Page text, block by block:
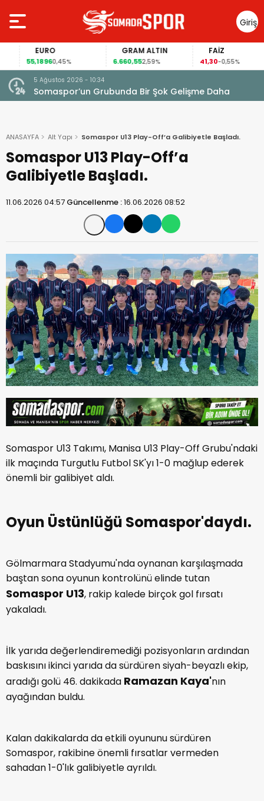
Giriş
Yap
EURO
55,18960,45%
GRAM ALTIN
6.660,552,59%
FAİZ
41,30-0,55%
5 Ağustos 2026 - 10:34
Somaspor’un Grubunda Bir Şok Gelişme Daha
ANASAYFA Alt Yapı Somaspor U13 Play-Off’a Galibiyetle Başladı.
Somaspor U13 Play-Off’a
Galibiyetle Başladı.
11.06.2026 04:57 Güncellenme :16.06.2026 08:52
Somaspor U13 Takımı, Manisa U13 Play-Off Grubu'ndaki
ilk maçında Turgutlu Futbol SK'yı 1-0 mağlup ederek
önemli bir galibiyet aldı.
Oyun Üstünlüğü Somaspor'daydı.
Gölmarmara Stadyumu'nda oynanan karşılaşmada
baştan sona oyunun kontrolünü elinde tutan
Somaspor U13, rakip kalede birçok gol fırsatı
yakaladı.
İlk yarıda değerlendiremediği pozisyonların ardından
baskısını ikinci yarıda da sürdüren siyah-beyazlı ekip,
aradığı golü 46. dakikada Ramazan Kaya'nın
ayağından buldu.
Kalan dakikalarda da etkili oyununu sürdüren
Somaspor, rakibine önemli fırsatlar vermeden
sahadan 1-0'lık galibiyetle ayrıldı.